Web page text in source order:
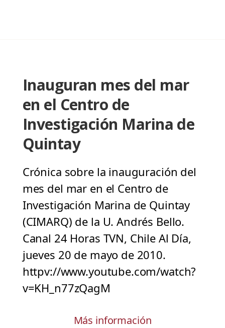
Inauguran mes del mar
en el Centro de
Investigación Marina de
Quintay
Crónica sobre la inauguración del
mes del mar en el Centro de
Investigación Marina de Quintay
(CIMARQ) de la U. Andrés Bello.
Canal 24 Horas TVN, Chile Al Día,
jueves 20 de mayo de 2010.
httpv://www.youtube.com/watch?
v=KH_n77zQagM
Más información